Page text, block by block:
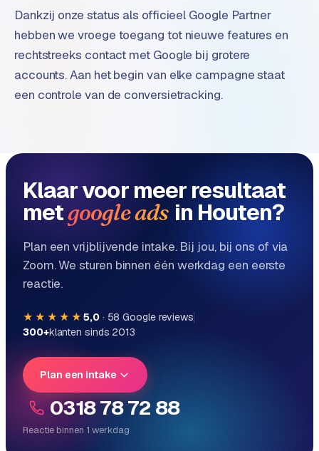
t
i
s
t
o
Dankzij onze status als officieel Google Partner
hebben we vroege toegang tot nieuwe features en
rechtstreeks contact met Google bij grotere
accounts. Aan het begin van elke campagne staat
een controle van de conversietracking.
Klaar voor meer resultaat
metgoogle ads in Houten?
Plan een vrijblijvende intake. Bij jou, bij ons of via
Zoom. We sturen binnen één werkdag een eerste
reactie.
★★★★★ 5,0· 58 Google reviews
300+klanten sinds 2013
Plan een intake
0318 78 72 88
Reactie binnen 1 werkdag